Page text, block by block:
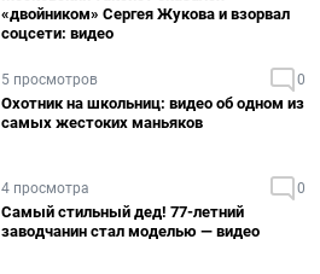
«двойником» Сергея Жукова и взорвал
соцсети: видео
5 просмотров 0
Охотник на школьниц: видео об одном из
самых жестоких маньяков
4 просмотра 0
Самый стильный дед! 77-летний
заводчанин стал моделью — видео